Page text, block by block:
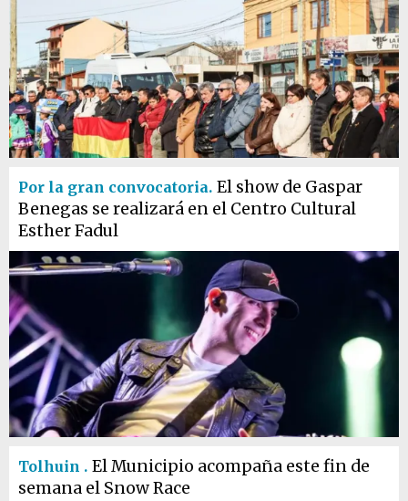
Por la gran convocatoria. El show de Gaspar
Benegas se realizará en el Centro Cultural
Esther Fadul
Tolhuin . El Municipio acompaña este fin de
semana el Snow Race